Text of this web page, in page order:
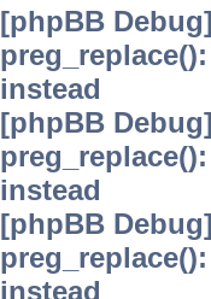
[phpBB
instead
[phpBB
instead
[phpBB
instead